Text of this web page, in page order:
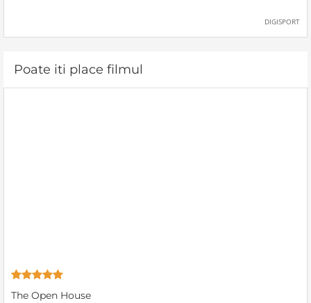
DIGISPORT
Poate iti place filmul
The Open House